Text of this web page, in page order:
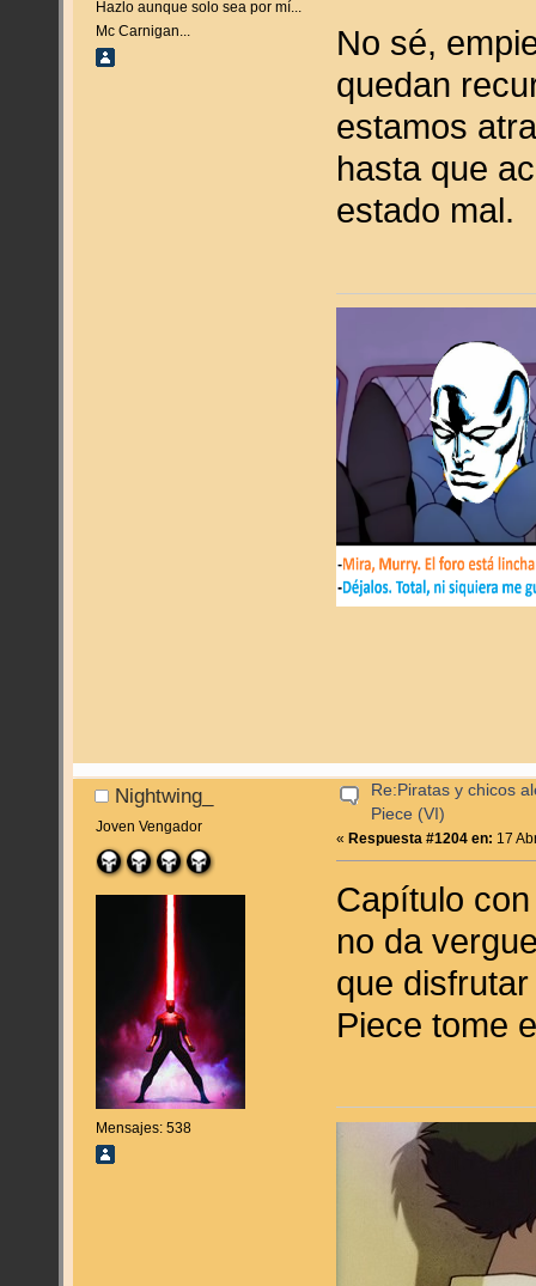
Hazlo aunque solo sea por mí...
Mc Carnigan...
No sé,
quedan
estamos
hasta que
estado mal.
Nightwing_
Joven Vengador
Mensajes: 538
Re:Piratas y chicos
Piece (VI)
« Respuesta #1204 en: 17
Capítulo
no da
que
Piece tome